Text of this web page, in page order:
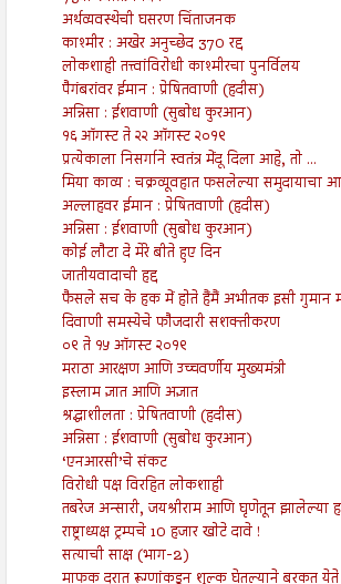
अर्थव्यवस्थेची घसरण चिंताजनक
काश्मीर : अखेर अनुच्छेद 370 रद्द
लोकशाही तत्त्वांविरोधी काश्मीरचा पुनर्विलय
पैगंबरांवर ईमान : प्रेषितवाणी (हदीस)
अन्निसा : ईशवाणी (सुबोध कुरआन)
१६ ऑगस्ट ते २२ ऑगस्ट २०१९
प्रत्येकाला निसर्गाने स्वतंत्र मेंदू दिला आहे, तो ...
मिया काव्य : चक्रव्यूवहात फसलेल्या समुदायाचा
अल्लाहवर ईमान : प्रेषितवाणी (हदीस)
अन्निसा : ईशवाणी (सुबोध कुरआन)
कोई लौटा दे मेरे बीते हुए दिन
जातीयवादाची हद्द
फैसले सच के हक में होते हैंमैं अभीतक इसी गुमान
दिवाणी समस्येचे फौजदारी सशक्तीकरण
०९ ते १५ ऑगस्ट २०१९
मराठा आरक्षण आणि उच्चवर्णीय मुख्यमंत्री
इस्लाम ज्ञात आणि अज्ञात
श्रद्धाशीलता : प्रेषितवाणी (हदीस)
अन्निसा : ईशवाणी (सुबोध कुरआन)
‘एनआरसी’चे संकट
विरोधी पक्ष विरहित लोकशाही
तबरेज अन्सारी, जयश्रीराम आणि घृणेतून झालेल्या
राष्ट्राध्यक्ष ट्रम्पचे 10 हजार खोटे दावे !
सत्याची साक्ष (भाग-2)